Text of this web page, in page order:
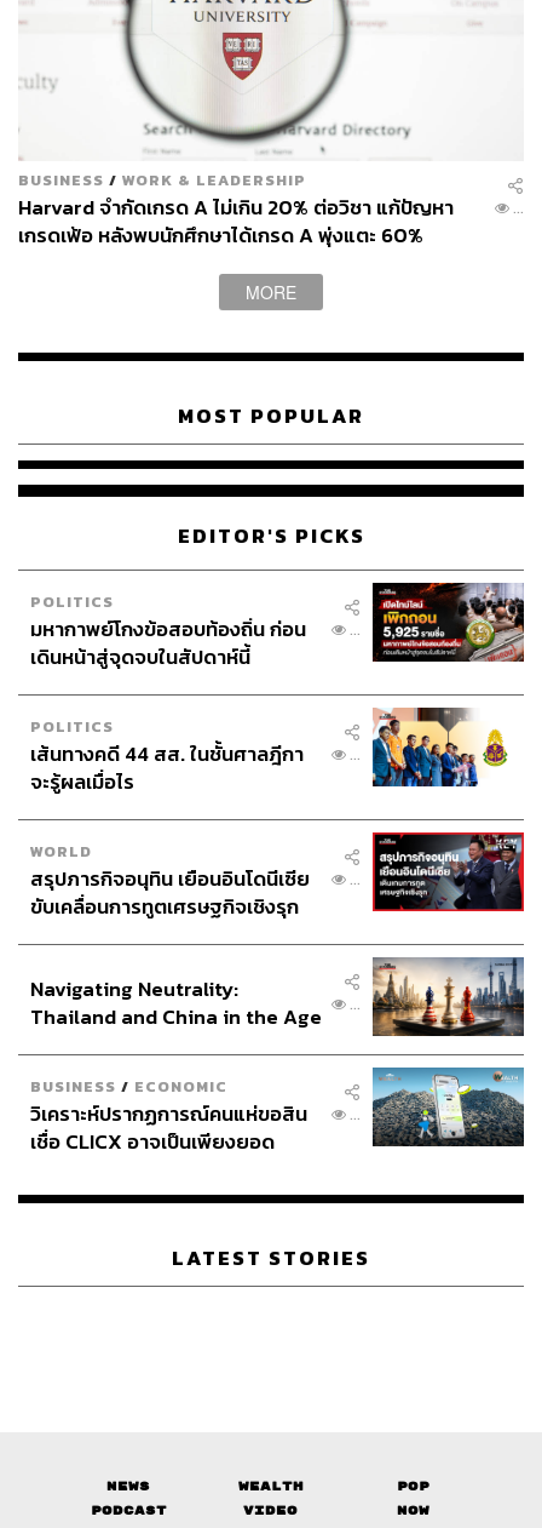
BUSINESS / WORK & LEADERSHIP
Harvard จำกัดเกรด A ไม่เกิน 20% ต่อวิชา แก้ปัญหา
เกรดเฟ้อ หลังพบนักศึกษาได้เกรด A พุ่งแตะ 60%
...
MORE
MOST POPULAR
EDITOR'S PICKS
POLITICS
มหากาพย์โกงข้อสอบท้องถิ่น ก่อน
เดินหน้าสู่จุดจบในสัปดาห์นี้
...
POLITICS
เส้นทางคดี 44 สส. ในชั้นศาลฎีกา
จะรู้ผลเมื่อไร
...
WORLD
สรุปภารกิจอนุทิน เยือนอินโดนีเซีย
ขับเคลื่อนการทูตเศรษฐกิจเชิงรุก
...
Navigating Neutrality:
Thailand and China in the Age
...
BUSINESS / ECONOMIC
วิเคราะห์ปรากฏการณ์คนแห่ขอสิน
เชื่อ CLICX อาจเป็นเพียงยอด
เรือนไทยที่ถูกซุกไว้
...
LATEST STORIES
News Wealth
Pop
Podcast
Video Now